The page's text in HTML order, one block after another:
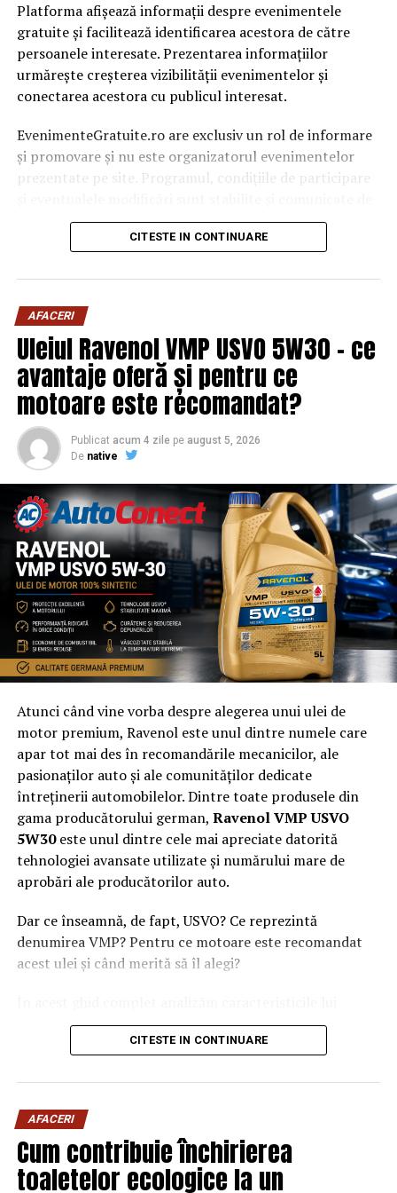
Platforma afișează informații despre evenimentele
gratuite și facilitează identificarea acestora de către
persoanele interesate. Prezentarea informațiilor
urmărește creșterea vizibilității evenimentelor și
conectarea acestora cu publicul interesat.
EvenimenteGratuite.ro are exclusiv un rol de informare
și promovare și nu este organizatorul evenimentelor
prezentate pe site. Programul, condițiile de participare
organizatorii fiecărui eveniment.
înainte de participare.
Organizatorii care doresc să crească vizibilitatea unui
eveniment cu acces gratuit pot solicita o ofertă de
promovare din partea echipei EvenimenteGratuite.ro.
Adresa de contact este salut@evenimentegratuite.ro
CITESTE IN CONTINUARE
AFACERI
Uleiul Ravenol VMP USVO 5W30 – ce
avantaje oferă și pentru ce
motoare este recomandat?
Publicat acum 4 zile pe august 5, 2026
De native
Atunci când vine vorba despre alegerea unui ulei de
motor premium, Ravenol este unul dintre numele care
apar tot mai des în recomandările mecanicilor, ale
pasionaților auto și ale comunităților dedicate
întreținerii automobilelor. Dintre toate produsele din
gama producătorului german, Ravenol VMP USVO
5W30este unul dintre cele mai apreciate datorită
tehnologiei avansate utilizate și numărului mare de
aprobări ale producătorilor auto.
Dar ce înseamnă, de fapt, USVO? Ce reprezintă
denumirea VMP? Pentru ce motoare este recomandat
acest ulei și când merită să îl alegi?
Ravenol VMP USVO 5W30 și explicăm de ce este
considerat unul dintre cele mai performante uleiuri de
Ravenol este un producător german de lubrifianți
fondat în anul 1946 și recunoscut la nivel internațional
pentru dezvoltarea deuleiuri de motor premium
CITESTE IN CONTINUARE
AFACERI
Cum contribuie închirierea
toaletelor ecologice la un